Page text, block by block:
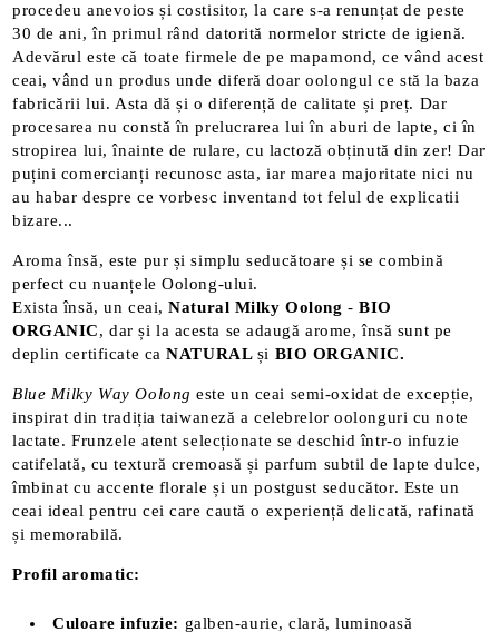
procedeu anevoios și costisitor, la care s-a renunțat de peste
30 de ani, în primul rând datorită normelor stricte de igienă.
Adevărul este că toate firmele de pe mapamond, ce vând acest
ceai, vând un produs unde diferă doar oolongul ce stă la baza
fabricării lui. Asta dă și o diferență de calitate și preț. Dar
procesarea nu constă în prelucrarea lui în aburi de lapte, ci în
stropirea lui, înainte de rulare, cu lactoză obținută din zer! Dar
puțini comercianți recunosc asta, iar marea majoritate nici nu
au habar despre ce vorbesc inventand tot felul de explicatii
bizare...
Aroma însă, este pur și simplu seducătoare și se combină
perfect cu nuanțele Oolong-ului.
Exista însă, un ceai,Natural Milky Oolong -BIO
ORGANIC, dar și la acesta se adaugă arome, însă sunt pe
deplin certificate caNATURAL și BIO ORGANIC.
Blue Milky Way Oolong este un ceai semi-oxidat de excepție,
inspirat din tradiția taiwaneză a celebrelor oolonguri cu note
lactate. Frunzele atent selecționate se deschid într-o infuzie
catifelată, cu textură cremoasă și parfum subtil de lapte dulce,
îmbinat cu accente florale și un postgust seducător. Este un
ceai ideal pentru cei care caută o experiență delicată, rafinată
și memorabilă.
Profil aromatic:
Culoare infuzie: galben-aurie, clară, luminoasă